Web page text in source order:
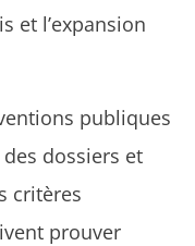
et l’expansion
publiques
dossiers et
critères
prouver